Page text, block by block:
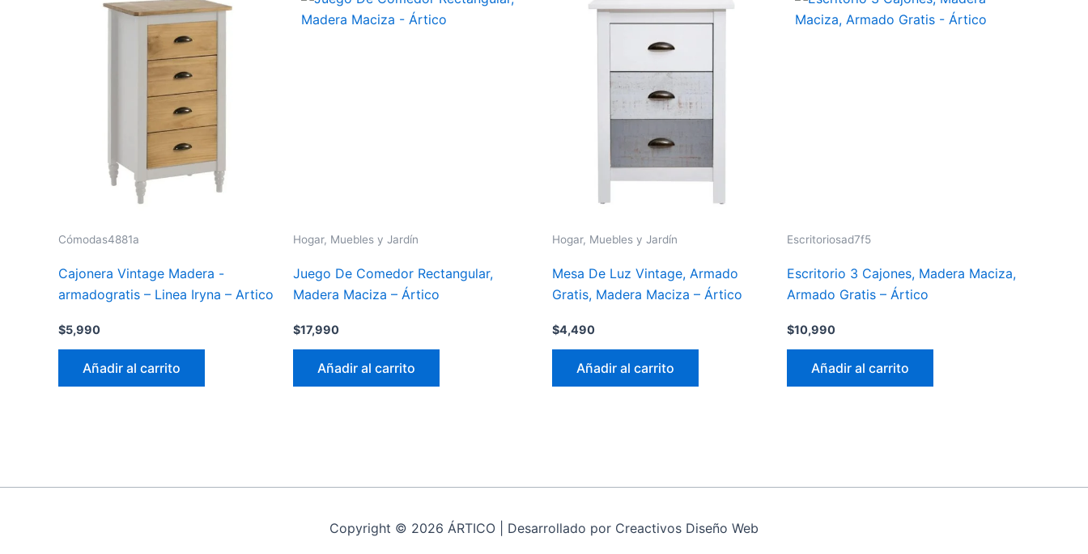
Cómodas4881a
Cajonera Vintage Madera -
armadogratis – Linea Iryna – Artico
$5,990
Añadir al carrito
Hogar, Muebles y Jardín
Juego De Comedor Rectangular,
Madera Maciza – Ártico
$17,990
Añadir al carrito
Hogar, Muebles y Jardín
Mesa De Luz Vintage, Armado
Gratis, Madera Maciza – Ártico
$4,490
Añadir al carrito
Escritoriosad7f5
Escritorio 3 Cajones, Madera Maciza,
Armado Gratis – Ártico
$10,990
Añadir al carrito
Copyright © 2026 ÁRTICO | Desarrollado por Creactivos Diseño Web